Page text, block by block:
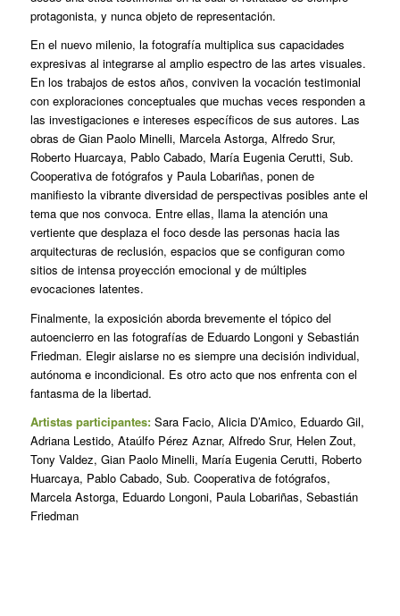
protagonista, y nunca objeto de representación.
En el nuevo milenio, la fotografía multiplica sus capacidades
expresivas al integrarse al amplio espectro de las artes visuales.
En los trabajos de estos años, conviven la vocación testimonial
con exploraciones conceptuales que muchas veces responden a
las investigaciones e intereses específicos de sus autores. Las
obras de Gian Paolo Minelli, Marcela Astorga, Alfredo Srur,
Roberto Huarcaya, Pablo Cabado, María Eugenia Cerutti, Sub.
Cooperativa de fotógrafos y Paula Lobariñas, ponen de
manifiesto la vibrante diversidad de perspectivas posibles ante el
tema que nos convoca. Entre ellas, llama la atención una
vertiente que desplaza el foco desde las personas hacia las
arquitecturas de reclusión, espacios que se configuran como
sitios de intensa proyección emocional y de múltiples
evocaciones latentes.
Finalmente, la exposición aborda brevemente el tópico del
autoencierro en las fotografías de Eduardo Longoni y Sebastián
Friedman. Elegir aislarse no es siempre una decisión individual,
autónoma e incondicional. Es otro acto que nos enfrenta con el
fantasma de la libertad.
Artistas participantes:Sara Facio, Alicia D’Amico, Eduardo Gil,
Adriana Lestido, Ataúlfo Pérez Aznar, Alfredo Srur, Helen Zout,
Tony Valdez, Gian Paolo Minelli, María Eugenia Cerutti, Roberto
Huarcaya, Pablo Cabado, Sub. Cooperativa de fotógrafos,
Marcela Astorga, Eduardo Longoni, Paula Lobariñas, Sebastián
Friedman